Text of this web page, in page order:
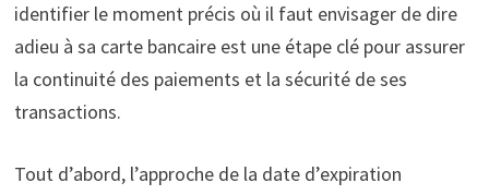
identifier le moment précis où il faut envisager de dire
adieu à sa carte bancaire est une étape clé pour assurer
la continuité des paiements et la sécurité de ses
transactions.
Tout d’abord, l’approche de la date d’expiration